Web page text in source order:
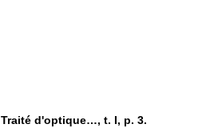
Traité d'optique…, t. I, p. 3.